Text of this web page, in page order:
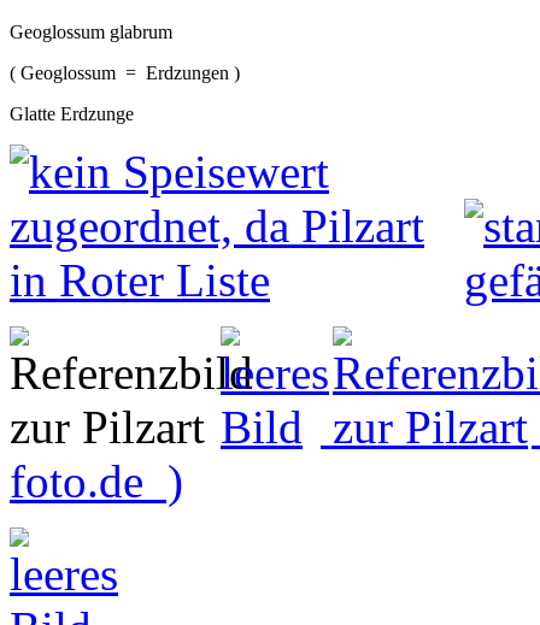
Geoglossum glabrum
( Geoglossum = Erdzungen )
Glatte Erdzunge
foto.de )